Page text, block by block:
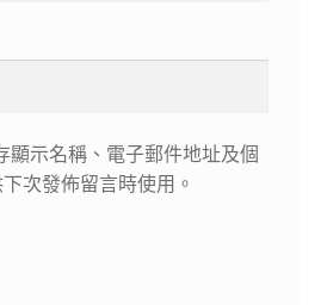
顯示名稱、電子郵件地址及個
次發佈留言時使用。